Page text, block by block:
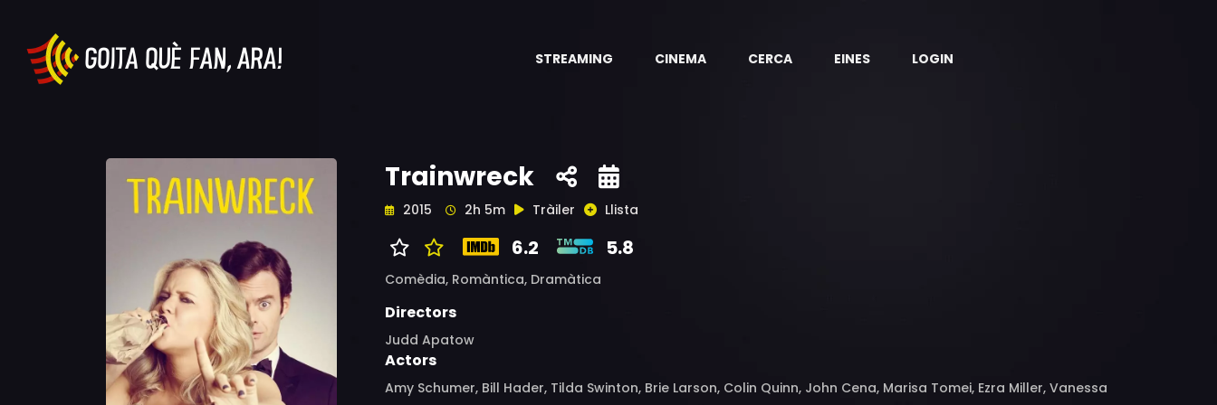
STREAMING CINEMA CERCA EINES LOGIN
Trainwreck
2015 2h 5m Tràiler Llista
6.2 5.8
Comèdia, Romàntica, Dramàtica
Directors
Judd Apatow
Actors
Amy Schumer, Bill Hader, Tilda Swinton, Brie Larson, Colin Quinn, John Cena, Marisa Tomei, Ezra Miller, Vanessa